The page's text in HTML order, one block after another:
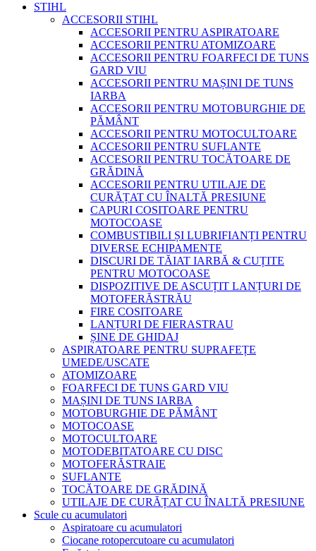
STIHL
ACCESORII STIHL
ACCESORII PENTRU ASPIRATOARE
ACCESORII PENTRU ATOMIZOARE
ACCESORII PENTRU FOARFECI DE TUNS
GARD VIU
ACCESORII PENTRU MAȘINI DE TUNS
IARBA
ACCESORII PENTRU MOTOBURGHIE DE
PĂMÂNT
ACCESORII PENTRU MOTOCULTOARE
ACCESORII PENTRU SUFLANTE
ACCESORII PENTRU TOCĂTOARE DE
GRĂDINĂ
ACCESORII PENTRU UTILAJE DE
CURĂȚAT CU ÎNALTĂ PRESIUNE
CAPURI COSITOARE PENTRU
MOTOCOASE
COMBUSTIBILI ȘI LUBRIFIANȚI PENTRU
DIVERSE ECHIPAMENTE
DISCURI DE TĂIAT IARBĂ & CUȚITE
PENTRU MOTOCOASE
DISPOZITIVE DE ASCUȚIT LANȚURI DE
MOTOFERĂSTRĂU
FIRE COSITOARE
LANȚURI DE FIERASTRAU
ȘINE DE GHIDAJ
ASPIRATOARE PENTRU SUPRAFEȚE
UMEDE/USCATE
ATOMIZOARE
FOARFECI DE TUNS GARD VIU
MAȘINI DE TUNS IARBA
MOTOBURGHIE DE PĂMÂNT
MOTOCOASE
MOTOCULTOARE
MOTODEBITATOARE CU DISC
MOTOFERĂSTRAIE
SUFLANTE
TOCĂTOARE DE GRĂDINĂ
UTILAJE DE CURĂȚAT CU ÎNALTĂ PRESIUNE
Scule cu acumulatori
Aspiratoare cu acumulatori
Ciocane rotopercutoare cu acumulatori